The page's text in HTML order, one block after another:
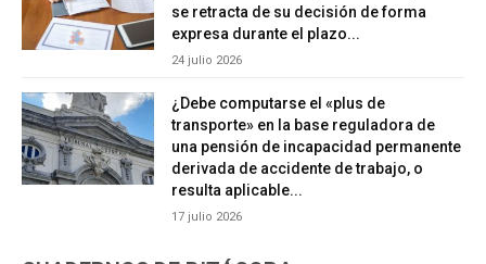
se retracta de su decisión de forma
expresa durante el plazo...
24 julio 2026
¿Debe computarse el «plus de
transporte» en la base reguladora de
una pensión de incapacidad permanente
derivada de accidente de trabajo, o
resulta aplicable...
17 julio 2026